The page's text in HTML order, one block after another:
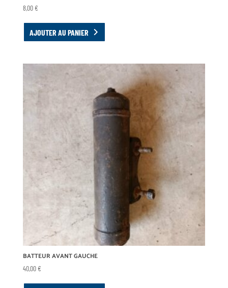
8,00€
AJOUTER AU PANIER
BATTEUR AVANT GAUCHE
40,00€